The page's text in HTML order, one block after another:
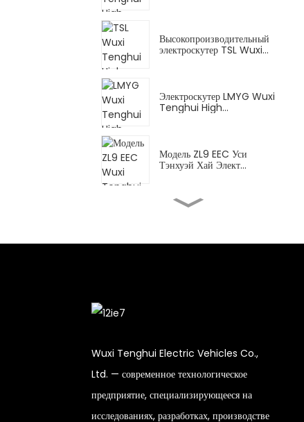
Высокопроизводительный
электроскутер TSL Wuxi
Электроскутер LMYG Wuxi
Tenghui High...
Модель ZL9 EEC Уси
Тэнхуэй Хай Элект...
Высокопроизводительный
Electric Motorc...
Wuxi Tenghui Electric Vehicles Co.,
Ltd. — современное технологическое
предприятие, специализирующееся на
исследованиях, разработках, производстве